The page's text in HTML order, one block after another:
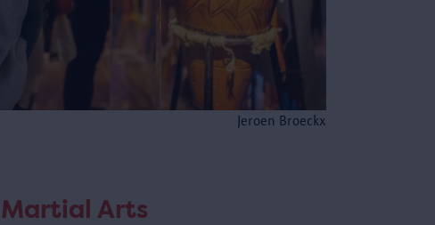
Jeroen Broeckx
Martial Arts